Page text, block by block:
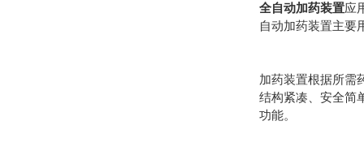
全自动加药装置应
自动加药装置主要
加药装置根据所需
结构紧凑、安全简
功能。